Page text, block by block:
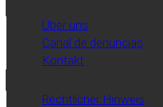
Über uns
Canal de denuncias
Kontakt
Rechtlicher Hinweis